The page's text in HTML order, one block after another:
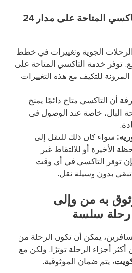
لماذا تهم خدمة التاكسي المتاحة على مدار 24
الجوية وتغييرات في خطط
توفر خدمة التاكسي المتاحة على
ساعة المرونة للتكيف مع هذه التغييرات
أن التاكسي متاح دائمًا يمنح
البال، خاصة عند الوصول في
سواء كان ذلك للنقل إلى
الأخيرة أو للالتقاط غير
توفر التاكسي في أي وقت
بدون وسيلة نقل.
به من وإلى
سلسة
يمكن أن تكون الرحلة من
أجزاء الرحلة توترًا. ولكن مع
، يتم ضمان الموثوقية.